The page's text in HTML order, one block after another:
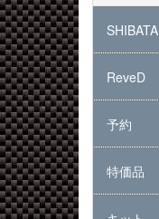
SHIBATA
ReveD
予約
特価品